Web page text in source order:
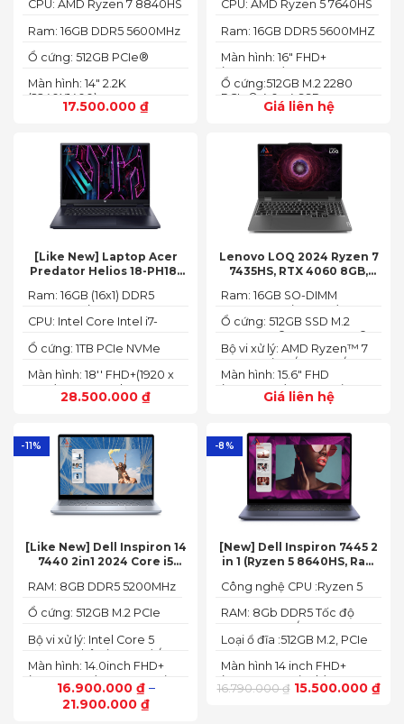
Radeon 780M Màn 14inch
17.500.000 ₫
Màn hình: 14" 2.2K
(2240X1400)
Ổ cứng: 512GB PCIe®
Ram: 16GB DDR5 5600MHz
CPU: AMD Ryzen 7 8840HS
4060 16″ FHD+ 144Hz)
Giá liên hệ
Ổ cứng:512GB M.2 2280
PCIe® 4.0 x4 SSD
Màn hình: 16" FHD+
(1920x1200) IPS
Ram: 16GB DDR5 5600MHZ
CPU: AMD Ryzen 5 7640HS
[Like New] Laptop Acer
Predator Helios 18-PH18-
13700HX, RTX 4060 8GB,
16GB, SSD 1TB, 18″ FHD+
165HZ)
28.500.000 ₫
Màn hình: 18'' FHD+(1920 x
1200) 165 Hz In-plane
Switching (IPS)
Ổ cứng: 1TB PCIe NVMe
CPU: Intel Core Intel i7-
GHz 30MB
Ram: 16GB (16x1) DDR5
4800MHz (2x SO-DIMM
socket, up to 32GB
Lenovo LOQ 2024 Ryzen 7
7435HS, RTX 4060 8GB,
144Hz, 100% sRGB
Giá liên hệ
Màn hình: 15.6" FHD
(1920x1080) IPS 300nits
Anti-glare, 100% sRGB,
Bộ vi xử lý: AMD Ryzen™ 7
74355HS (8C / 16T, 3.8 /
5.1GHz, 8MB L2 / 16MB L3)
Ổ cứng: 512GB SSD M.2
2242 PCIe® 4.0x4 NVMe®
(2 slots nvme)
Ram: 16GB SO-DIMM
DDR5-5600 (max 64)
-11%
[Like New] Dell Inspiron 14
7440 2in1 2024 Core i5
FHD+
16.900.000 ₫–
21.900.000 ₫
Màn hình: 14.0inch FHD+
(1920 x 1200) 60Hz,250 nits
Bộ vi xử lý: Intel Core 5
120U, 10 nhân (2P + 8E) / 12
luồng
Ổ cứng: 512GB M.2 PCIe
RAM: 8GB DDR5 5200MHz
-8%
[New] Dell Inspiron 7445 2
in 1 (Ryzen 5 8640HS, Ram
Radeon,14 FHD+ Touch)
16.790.000₫ 15.500.000 ₫
Màn hình 14 inch FHD+
(1920 x 1200 pixels)
Loại ổ đĩa :512GB M.2, PCIe
RAM: 8Gb DDR5 Tốc độ
BUS :5200MT/s
Công nghệ CPU :Ryzen 5